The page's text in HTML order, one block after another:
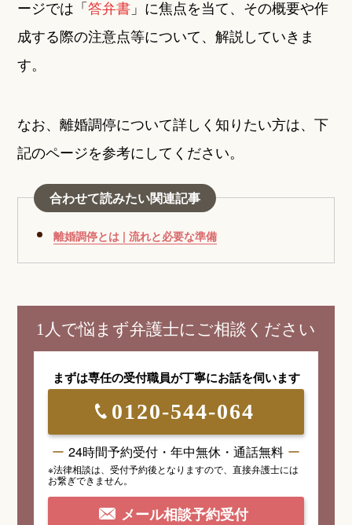
ージでは「答弁書 」に焦点を当て、その概要や作
成する際の注意点等について、解説していきま
す。
なお、離婚調停について詳しく知りたい方は、下
記のページを参考にしてください。
合わせて読みたい関連記事
離婚調停とは | 流れと必要な準備
1人で悩まず弁護士にご相談ください
まずは専任の受付職員が丁寧にお話を伺います
0120-544-064
24時間予約受付・年中無休・通話無料
※法律相談は、受付予約後となりますので、 直接弁護士には
お繋ぎできません。
メール相談予約受付